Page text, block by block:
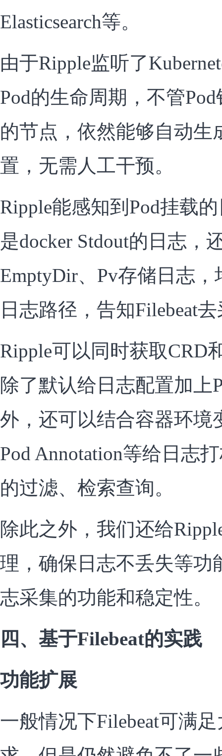
Elasticsearch等。
由于Ripple监听了
Pod的生命周期，不管
的节点，依然能够自动生
置，无需人工干预。
Ripple能感知到Pod挂载
是docker Stdout的日志，
EmptyDir、Pv存储日志
日志路径，告知Filebeat
Ripple可以同时获取CRD
除了默认给日志配置加上
外，还可以结合容器环境
Pod Annotation等给日志
的过滤、检索查询。
除此之外，我们还给
理，确保日志不丢失等功
志采集的功能和稳定性。
四、基于Filebeat的实践
功能扩展
一般情况下Filebeat可满